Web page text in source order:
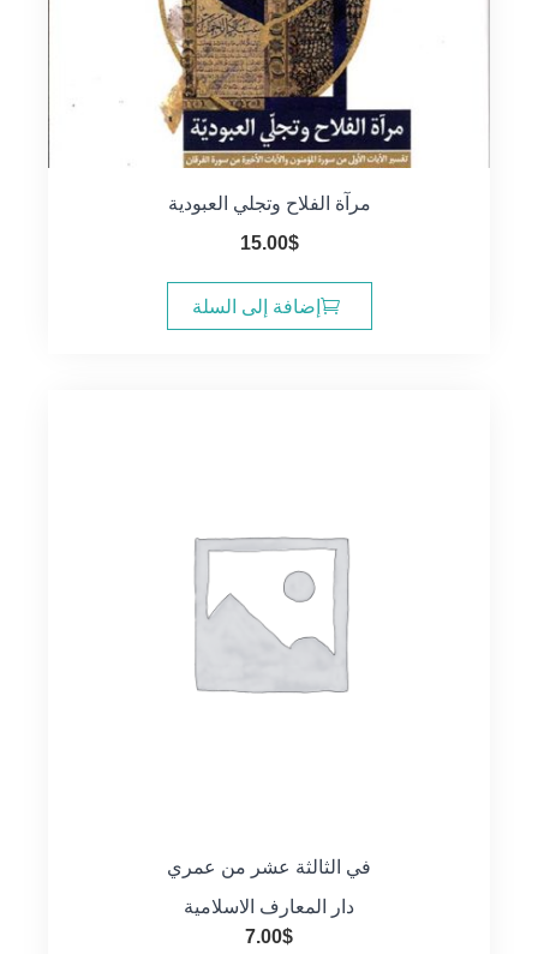
مرآة الفلاح وتجلي العبودية
15.00$
إضافة إلى السلة
في الثالثة عشر من عمري
دار المعارف الاسلامية
7.00$